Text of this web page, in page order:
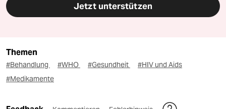
Jetzt unterstützen
Themen
#Behandlung #WHO #Gesundheit
#HIV und Aids
#Medikamente